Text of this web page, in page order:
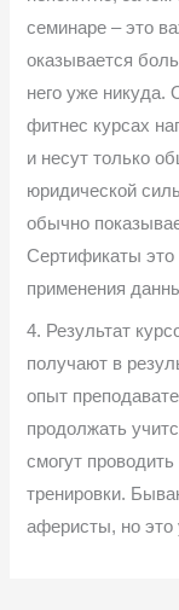
семинаре – это
оказывается
него уже никуда.
фитнес курсах
и несут только
юридической
обычно
Сертификаты это
применения
4. Результат
получают в
опыт
продолжать
смогут
тренировки.
аферисты, но это